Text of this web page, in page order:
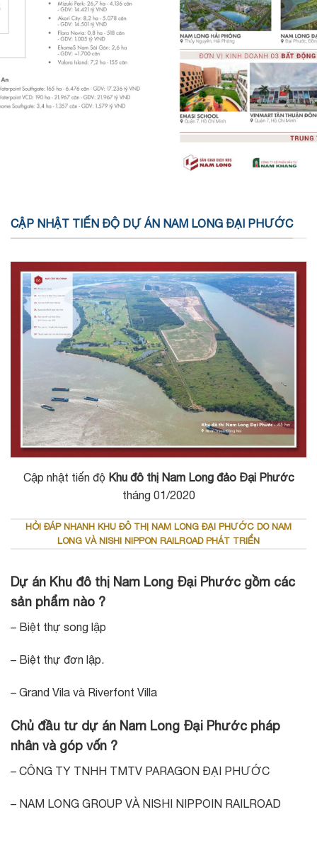
CẬP NHẬT TIẾN ĐỘ DỰ ÁN NAM LONG ĐẠI PHƯỚC
Cập nhật tiến độ Khu đô thị Nam Long đảo Đại Phước
tháng 01/2020
HỎI ĐÁP NHANH KHU ĐÔ THỊ NAM LONG ĐẠI PHƯỚC DO NAM
LONG VÀ NISHI NIPPON RAILROAD PHÁT TRIỂN
Dự án Khu đô thị Nam Long Đại Phước gồm các
sản phẩm nào ?
– Biệt thự song lập
– Biệt thự đơn lập.
– Grand Vila và Riverfont Villa
Chủ đầu tư dự án Nam Long Đại Phước pháp
nhân và góp vốn ?
– CÔNG TY TNHH TMTV PARAGON ĐẠI PHƯỚC
– NAM LONG GROUP VÀ NISHI NIPPOIN RAILROAD